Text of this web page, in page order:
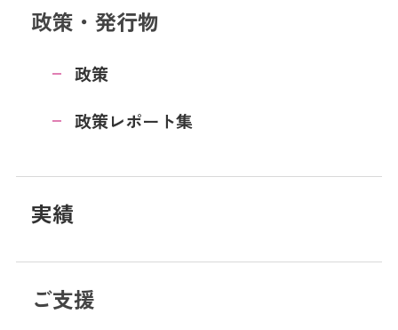
政策・発行物
政策
政策レポート集
実績
ご支援